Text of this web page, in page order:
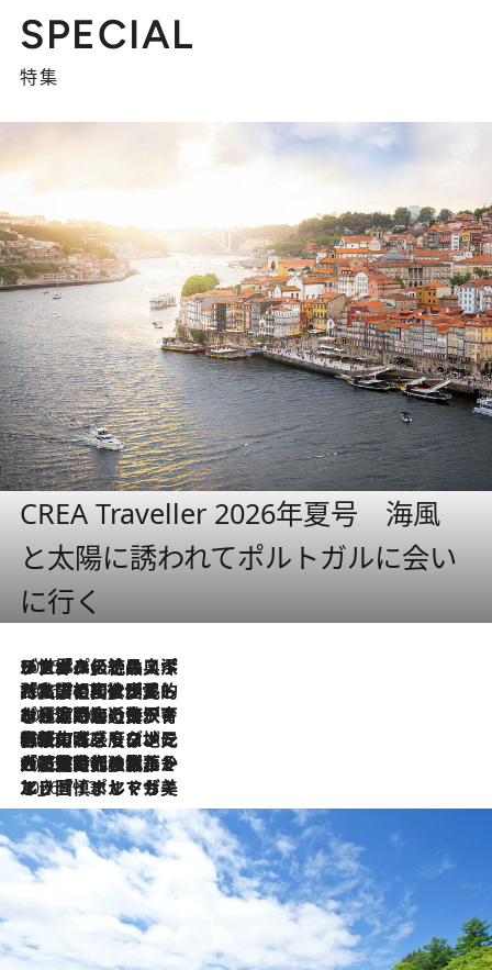
SPECIAL
特集
CREA Traveller 2026年夏号 海風
と太陽に誘われてポルトガルに会い
に行く
2026.8.8
リスボンの絶品スイーツ「パステル・デ・ナタ」とは？ポルトガル伝統の奥深い世界へ
2026.7.27
「私の祖国はポルトガル語です」国民的詩人フェルナンド・ペソアと、彼が愛した文学の街を歩く
2026.7.26
ポルトガル近海が育む極上の海の幸。キリリと冷えた白ワインと愉しむ、シーフード専門店の贅沢
2026.7.22
伝統の味をモダンに昇華。高感度な地元客が集う、リスボンの最旬ガストロノミー
2026.7.21
大航海時代の栄華から、震災、独裁、そして革命へ。ポルトガル・首都リスボンの石畳に刻まれた「歴史の光と影」
2026.7.13
エッセイ・ヤマザキマリ「慎ましくも美しき国 ポルトガル」